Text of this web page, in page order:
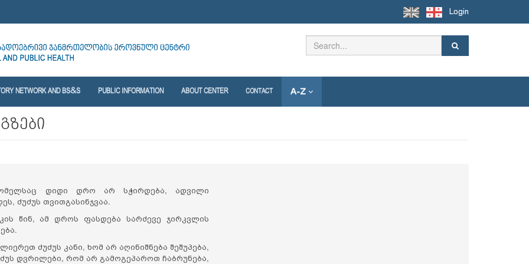
Login
NETWORK AND BS&S PUBLIC INFORMATION ABOUT CENTER CONTACT A-Z
დიდი დრო არ სჭირდება, ადვილი
ძუძუს თვითგასინჯვაა.
წინ, ამ დროს ფასდება სარძევე ჯირკვლის
ძუძუს კანი, ხომ არ აღინიშნება შეშუპება,
დვრილები, რომ არ გამოგეპაროთ ჩაბრუნება,